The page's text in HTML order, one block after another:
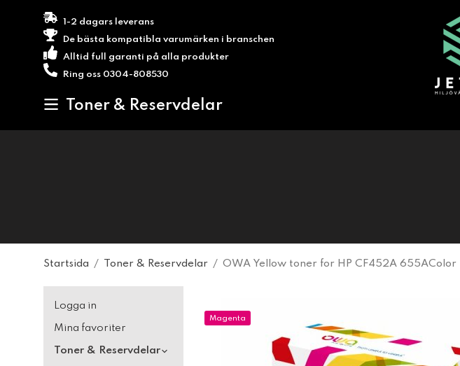
1-2 dagars leverans
De bästa kompatibla varumärken i branschen
Alltid full garanti på alla produkter
Ring oss 0304-808530
Toner & Reservdelar
Startsida / Toner & Reservdelar / OWA Yellow toner for HP CF452A 655AColor
Logga in
Mina favoriter
Toner & Reservdelar
Magenta